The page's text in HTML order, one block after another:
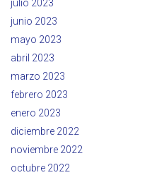
julio 2023
junio 2023
mayo 2023
abril 2023
marzo 2023
febrero 2023
enero 2023
diciembre 2022
noviembre 2022
octubre 2022